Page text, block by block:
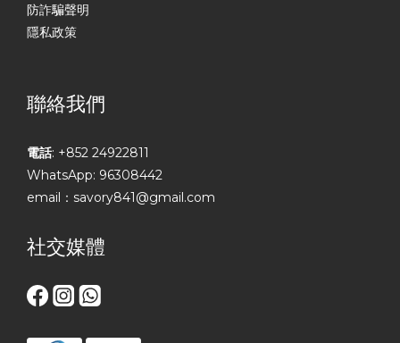
防詐騙聲明
隱私政策
聯絡我們
電話: +852 24922811
WhatsApp: 96308442
email：savory841@gmail.com
社交媒體